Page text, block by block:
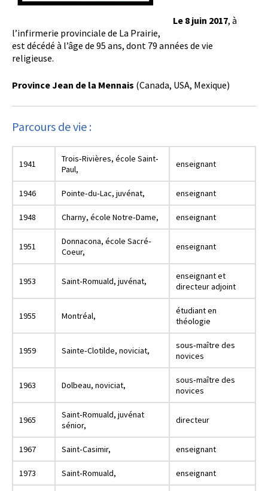
Le 8 juin 2017, à
l’infirmerie provinciale de La Prairie,
est décédé à l’âge de 95 ans, dont 79 années de vie
religieuse.
Province Jean de la Mennais (Canada, USA, Mexique)
Parcours de vie :
1941
Trois‐Rivières, école Saint‐
Paul,
enseignant
1946 Pointe‐du‐Lac, juvénat, enseignant
1948 Charny, école Notre‐Dame, enseignant
1951
Donnacona, école Sacré‐
Coeur,
enseignant
1953 Saint‐Romuald, juvénat,
enseignant et
directeur adjoint
1955 Montréal,
étudiant en
théologie
1959 Sainte‐Clotilde, noviciat,
sous‐maître des
novices
1963 Dolbeau, noviciat,
sous‐maître des
novices
1965
Saint‐Romuald, juvénat
sénior,
directeur
1967 Saint‐Casimir, enseignant
1973 Saint‐Romuald, enseignant